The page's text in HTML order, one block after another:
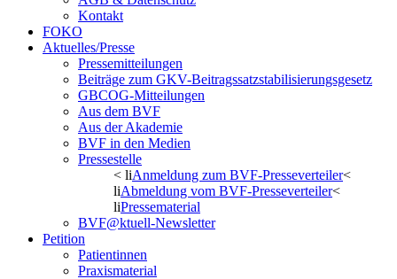
Kontakt
FOKO
Aktuelles/Presse
Pressemitteilungen
Beiträge zum GKV-Beitragssatzstabilisierungsgesetz
GBCOG-Mitteilungen
Aus dem BVF
Aus der Akademie
BVF in den Medien
Pressestelle
< liAnmeldung zum BVF-Presseverteiler<
liAbmeldung vom BVF-Presseverteiler<
liPressematerial
BVF@ktuell-Newsletter
Petition
Patientinnen
Praxismaterial